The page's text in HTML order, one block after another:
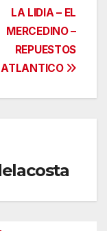
LA LIDIA – EL
MERCEDINO –
REPUESTOS
ATLANTICO